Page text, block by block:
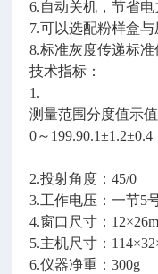
6.自动关机，节省电
7.可以选配粉样盒与
8.标准灰度传递标准
技术指标：
1.
测量范围分度值示
0～199.90.1±1.2±0.4
2.投射角度：45/0
3.工作电压：一节5
4.窗口尺寸：
5.主机尺寸：
6.仪器净重：300g